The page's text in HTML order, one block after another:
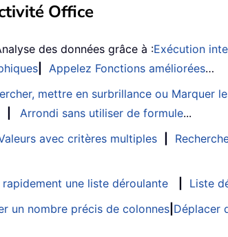
Office
des données grâce à :Exécution
Appelez Fonctions améliorées…
mettre en surbrillance ou Marquer
Arrondi sans utiliser de formule...
avec critères multiples
rapidement une liste déroulante Liste
un nombre précis de colonnes Déplacer